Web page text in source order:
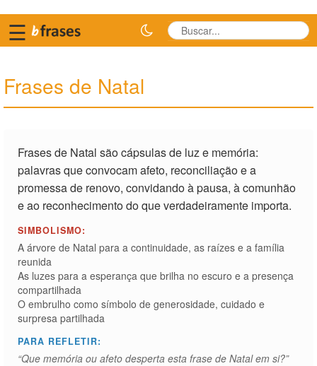
☰
Frases de Natal
Frases de Natal são cápsulas de luz e memória:
palavras que convocam afeto, reconciliação e a
promessa de renovo, convidando à pausa, à comunhão
e ao reconhecimento do que verdadeiramente importa.
SIMBOLISMO:
A árvore de Natal para a continuidade, as raízes e a família
reunida
As luzes para a esperança que brilha no escuro e a presença
compartilhada
O embrulho como símbolo de generosidade, cuidado e
surpresa partilhada
PARA REFLETIR:
“Que memória ou afeto desperta esta frase de Natal em si?”